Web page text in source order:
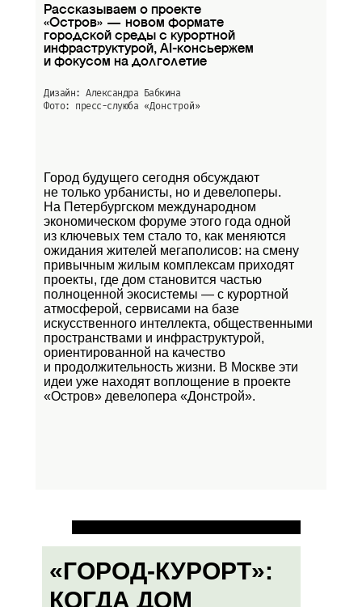
Рассказываем о проекте
«Остров» — новом формате
городской среды с курортной
инфраструктурой, AI-консьержем
и фокусом на долголетие
Дизайн: Александра Бабкина
Фото: пресс-слуюба «Донстрой»
Город будущего сегодня обсуждают
не только урбанисты, но и девелоперы.
На Петербургском международном
экономическом форуме этого года одной
из ключевых тем стало то, как меняются
ожидания жителей мегаполисов: на смену
привычным жилым комплексам приходят
проекты, где дом становится частью
полноценной экосистемы — с курортной
атмосферой, сервисами на базе
искусственного интеллекта, общественными
пространствами и инфраструктурой,
ориентированной на качество
и продолжительность жизни. В Москве эти
идеи уже находят воплощение в проекте
«Остров» девелопера «Донстрой».
«ГОРОД-КУРОРТ»:
КОГДА ДОМ